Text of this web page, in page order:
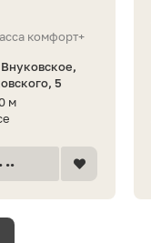
комфорт+
5
м
••